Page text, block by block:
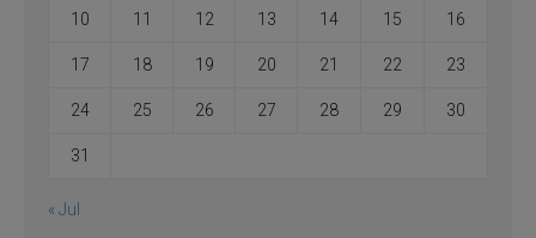
10 11 12 13 14 15 16
17 18 19 20 21 22 23
24 25 26 27 28 29 30
31
« Jul